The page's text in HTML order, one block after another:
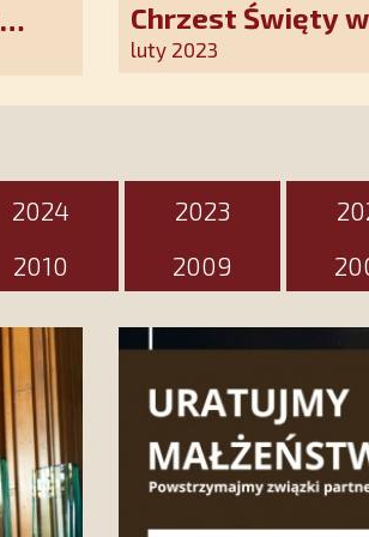
Chrzest Święty
Kościoła. Nasz
luty 2023
2024 2023
2010 2009